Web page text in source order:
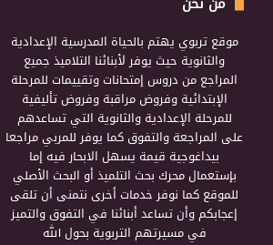
موقع تربوي يهتم بالحياة المدرسية الإعدادية
والثانوية حيث يوفر لأبنائنا التلاميذ جميع
المراجع من دروس إمتحانات وتقييمات للمرحلة
الإبتدائية وفروض مراقبة وفروض تأليفية
للمرحلة الإعدادية والثانوية التي تساعدهم
على المراجعة والتفوق كما يوفر للمربي مراجعا
بيداغوجية قيمة يسهل الابحار فيه إما
بإستعمال محرك بحث التلميذ أو البحث الأصلي
للموقع كما نوفر خدمات أخرى نتمنى أن تلقى
إعجابكم وأن تساعد أبنائنا في التفوق والتميز
في مسيرتهم التربوية بحول الله